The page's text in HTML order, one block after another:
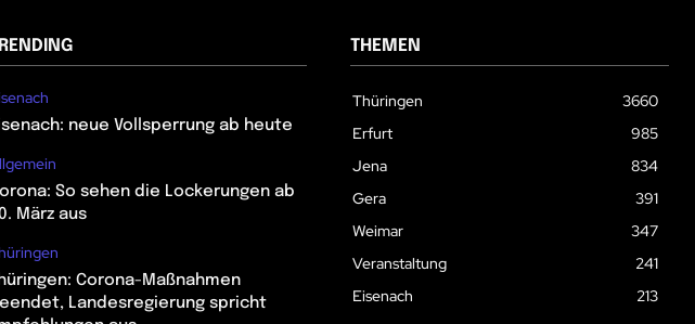
neue Vollsperrung ab heute
So sehen die Lockerungen ab
März aus
Corona-Maßnahmen
Landesregierung spricht
THEMEN
Thüringen
3660
Erfurt
985
Jena
834
Gera
391
Weimar
347
Veranstaltung
241
Eisenach
213